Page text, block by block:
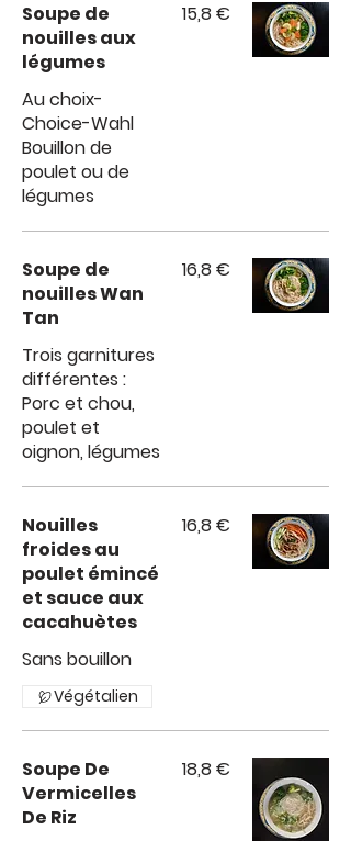
Soupe de
nouilles aux
légumes
Au choix-
Choice-Wahl
Bouillon de
poulet ou de
légumes
15,8 €
Soupe de
nouilles Wan
Tan
Trois garnitures
différentes :
Porc et chou,
poulet et
oignon, légumes
16,8 €
Nouilles
froides au
poulet émincé
et sauce aux
cacahuètes
16,8 €
Végétalien
Soupe De
Vermicelles
De Riz
18,8 €